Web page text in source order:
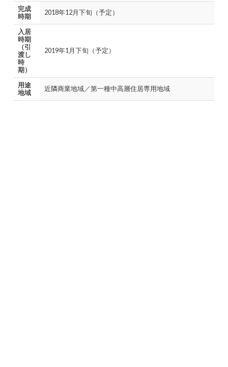
完成
時期
2018年12月下旬（予定）
入居
時期
（引
渡し
時
期）
2019年1月下旬（予定）
用途
地域
近隣商業地域／第一種中高層住居専用地域